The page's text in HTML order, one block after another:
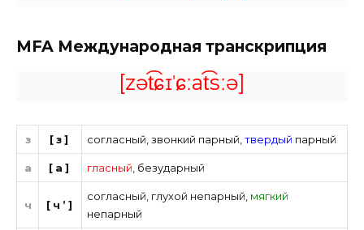
MFA Международная транскрипция
[zət͡ɕɪˈɕːat͡sːə]
з [з] согласный ,звонкий парный ,твердый парный
а [а] гласный безударный
ч [ч’]
согласный глухой непарный мягкий
непарный